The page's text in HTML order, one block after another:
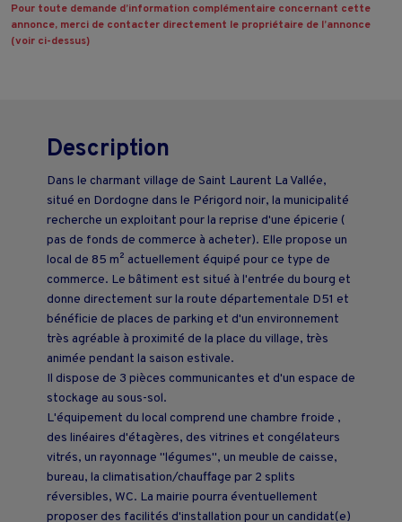
Pour toute demande d’information complémentaire concernant cette
annonce, merci de contacter directement le propriétaire de l’annonce
(voir ci-dessus)
Description
Dans le charmant village de Saint Laurent La Vallée,
situé en Dordogne dans le Périgord noir, la municipalité
recherche un exploitant pour la reprise d'une épicerie (
pas de fonds de commerce à acheter). Elle propose un
local de 85 m² actuellement équipé pour ce type de
commerce. Le bâtiment est situé à l'entrée du bourg et
donne directement sur la route départementale D51 et
bénéficie de places de parking et d'un environnement
très agréable à proximité de la place du village, très
animée pendant la saison estivale.
Il dispose de 3 pièces communicantes et d'un espace de
stockage au sous-sol.
L'équipement du local comprend une chambre froide ,
des linéaires d'étagères, des vitrines et congélateurs
vitrés, un rayonnage "légumes", un meuble de caisse,
bureau, la climatisation/chauffage par 2 splits
réversibles, WC. La mairie pourra éventuellement
proposer des facilités d'installation pour un candidat(e)